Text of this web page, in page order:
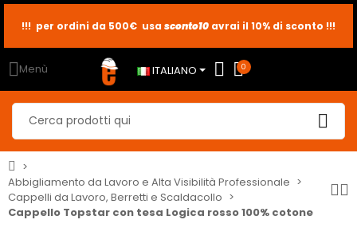
sconto2
sconto5
!!! per ordini da 500€ usa sconto10 avrai il 10% di sconto !!!
Menù ITALIANO 0
Abbigliamento da Lavoro e Alta Visibilità Professionale
Cappelli da Lavoro, Berretti e Scaldacollo
Cappello Topstar con tesa Logica rosso 100% cotone